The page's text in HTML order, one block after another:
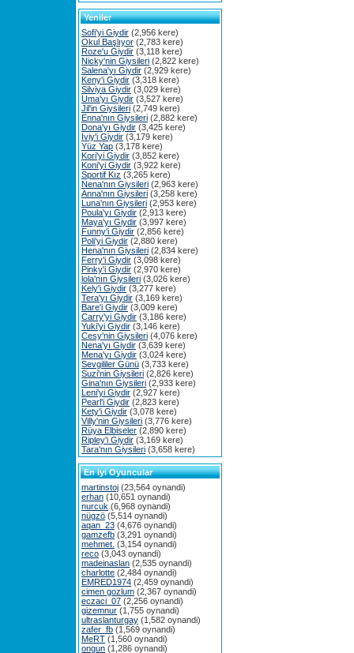
Yeniler
Sofi'yi Giydir (2,956 kere)
Okul Başlıyor (2,783 kere)
Roze'u Giydir (3,118 kere)
Nicky'nin Giysileri (2,822 kere)
Salena'yı Giydir (2,929 kere)
Keny'i Giydir (3,318 kere)
Silviya Giydir (3,029 kere)
Uma'yı Giydir (3,527 kere)
Jil'in Giysileri (2,749 kere)
Enna'nın Giysileri (2,882 kere)
Dona'yı Giydir (3,425 kere)
Iviy'i Giydir (3,179 kere)
Yüz Yap (3,178 kere)
Kori'yi Giydir (3,852 kere)
Koni'yi Giydir (3,922 kere)
Sportif Kız (3,265 kere)
Nena'nın Giysileri (2,963 kere)
Anna'nın Giysileri (3,258 kere)
Luna'nın Giysileri (2,953 kere)
Poula'yı Giydir (2,913 kere)
Maya'yı Giydir (3,997 kere)
Funny'i Giydir (2,856 kere)
Poli'yi Giydir (2,880 kere)
Hena'nın Giysileri (2,834 kere)
Ferry'i Giydir (3,098 kere)
Pinky'i Giydir (2,970 kere)
lola'nın Giysileri (3,026 kere)
Kely'i Giydir (3,277 kere)
Tera'yı Giydir (3,169 kere)
Bare'i Giydir (3,009 kere)
Carry'yi Giydir (3,186 kere)
Yuki'yi Giydir (3,146 kere)
Cesy'nin Giysileri (4,076 kere)
Nena'yı Giydir (3,639 kere)
Mena'yı Giydir (3,024 kere)
Sevgililer Günü (3,733 kere)
Suzi'nin Giysileri (2,826 kere)
Gina'nın Giysileri (2,933 kere)
Leni'yi Giydir (2,927 kere)
Pearl'i Giydir (2,823 kere)
Kety'i Giydir (3,078 kere)
Villy'nin Giysileri (3,776 kere)
Rüya Elbiseler (2,890 kere)
Ripley'i Giydir (3,169 kere)
Tara'nın Giysileri (3,658 kere)
En iyi Oyuncular
martinstoj (23,564 oynandi)
erhan (10,651 oynandi)
nurcuk (6,968 oynandi)
nügzö (5,514 oynandi)
aqan_23 (4,676 oynandi)
gamzefb (3,291 oynandi)
mehmet. (3,154 oynandi)
reco (3,043 oynandi)
madeinaslan (2,535 oynandi)
charlotte (2,484 oynandi)
EMRED1974 (2,459 oynandi)
cimen gozlum (2,367 oynandi)
eczaci_07 (2,256 oynandi)
gizemnur (1,755 oynandi)
ultraslanturgay (1,582 oynandi)
zafer_fb (1,569 oynandi)
MeRT (1,560 oynandi)
ongun (1,286 oynandi)